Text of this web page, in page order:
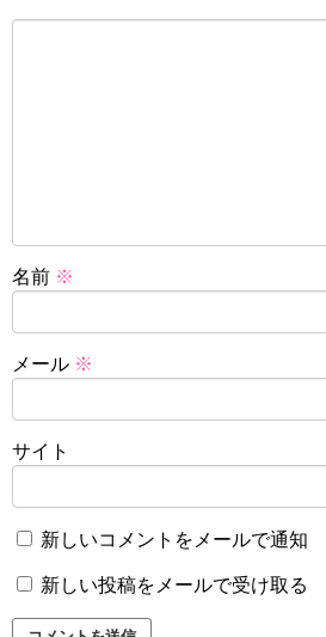
名前 ※
メール ※
サイト
新しいコメントをメールで通知
新しい投稿をメールで受け取る